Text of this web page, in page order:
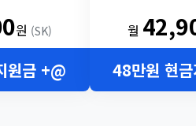
원 (SK)
원금 +@
월
48만원 현